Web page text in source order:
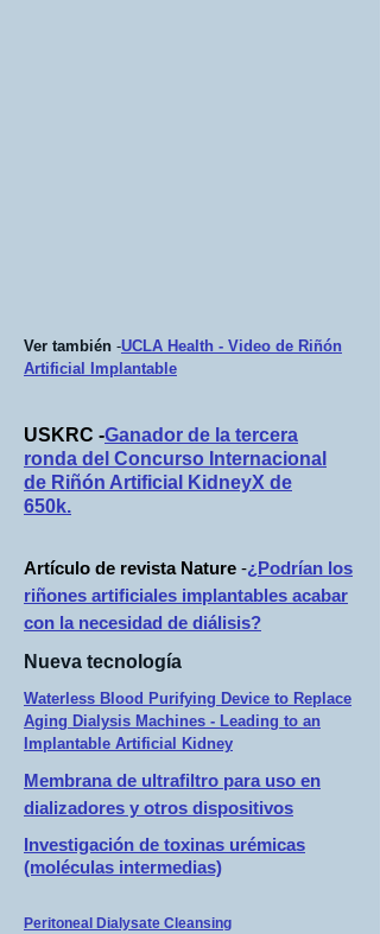
Ver también -UCLA Health - Video de Riñón
Artificial Implantable
USKRC -Ganador de la tercera
ronda del Concurso Internacional
de Riñón Artificial KidneyX de
650k.
Artículo de revista Nature -¿Podrían los
riñones artificiales implantables acabar
con la necesidad de diálisis?
Nueva tecnología
Waterless Blood Purifying Device to Replace
Aging Dialysis Machines - Leading to an
Implantable Artificial Kidney
Membrana de ultrafiltro para uso en
dializadores y otros dispositivos
Investigación de toxinas urémicas
(moléculas intermedias)
Peritoneal Dialysate Cleansing